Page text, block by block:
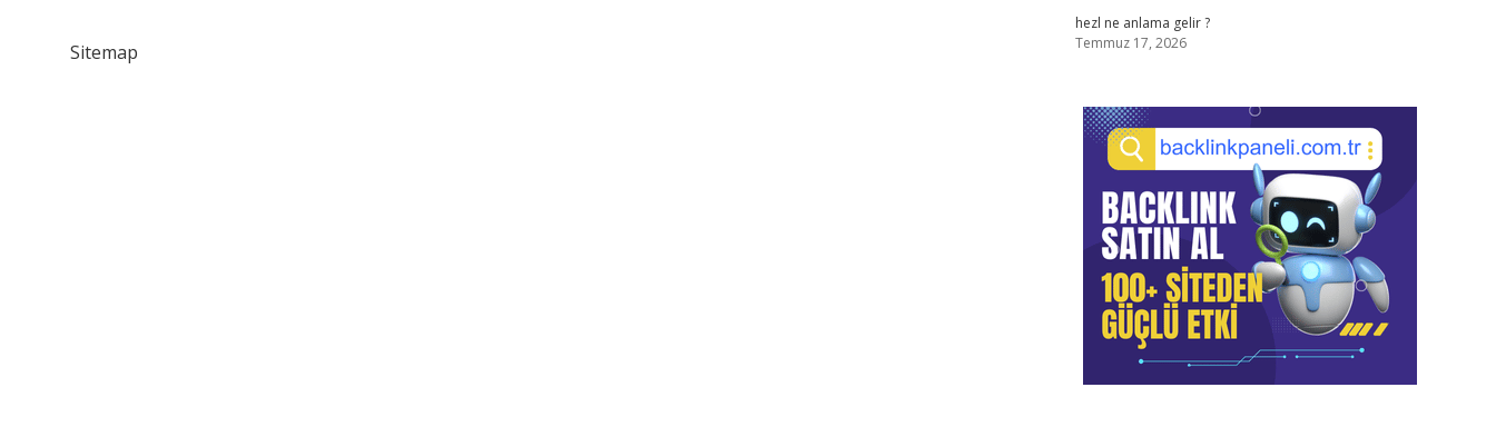
Sitemap
hezl ne anlama gelir ?
Temmuz 17, 2026